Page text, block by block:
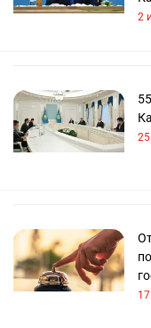
самые важные
освещаются на
ресурса: читатели
2